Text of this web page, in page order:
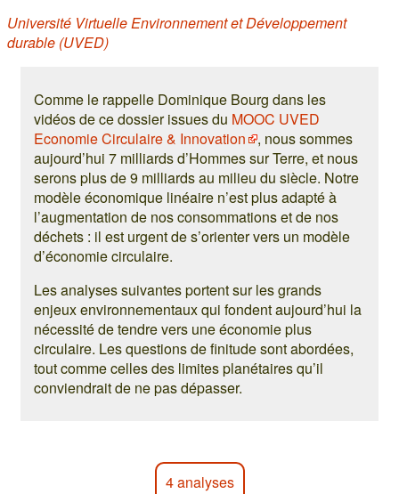
Université Virtuelle Environnement et Développement
durable (UVED)
Comme le rappelle Dominique Bourg dans les
vidéos de ce dossier issues du MOOC UVED
Economie Circulaire & Innovation
, nous sommes
aujourd’hui 7 milliards d’Hommes sur Terre, et nous
serons plus de 9 milliards au milieu du siècle. Notre
modèle économique linéaire n’est plus adapté à
l’augmentation de nos consommations et de nos
déchets : il est urgent de s’orienter vers un modèle
d’économie circulaire.
Les analyses suivantes portent sur les grands
enjeux environnementaux qui fondent aujourd’hui la
nécessité de tendre vers une économie plus
circulaire. Les questions de finitude sont abordées,
tout comme celles des limites planétaires qu’il
conviendrait de ne pas dépasser.
4 analyses